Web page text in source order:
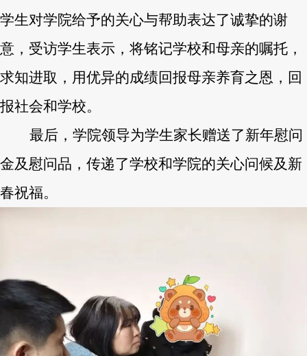
学生对学院给予的关心与帮助表达了诚挚的谢
意，受访学生表示，将铭记学校和母亲的嘱托，
求知进取，用优异的成绩回报母亲养育之恩，回
报社会和学校。
最后，学院领导为学生家长赠送了新年慰问
金及慰问品，传递了学校和学院的关心问候及新
春祝福。